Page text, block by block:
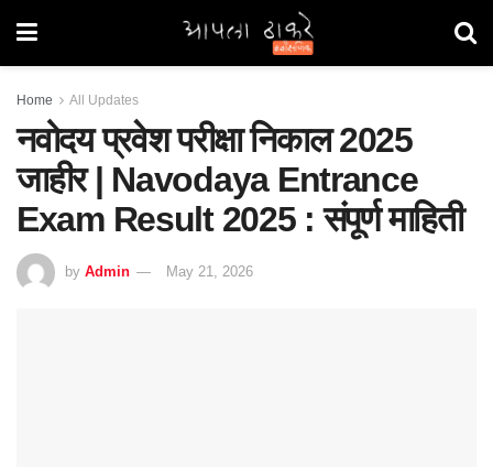
Home All Updates
नवोदय प्रवेश परीक्षा निकाल 2025
जाहीर | Navodaya Entrance
Exam Result 2025 : संपूर्ण माहिती
by Admin May 21, 2026